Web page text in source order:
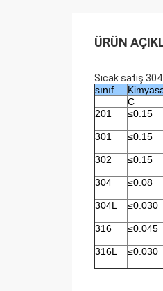
ÜRÜN
Sıcak satış
sınıf
C
201
≤0.15
301
≤0.15
302
≤0.15
304
≤0.08
304L ≤0.030
316 ≤0.045
316L ≤0.030